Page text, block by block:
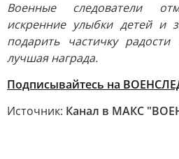
Военные следователи
искренние улыбки детей и
подарить частичку
лучшая награда.
Подписывайтесь на
Источник: Канал в МАКС